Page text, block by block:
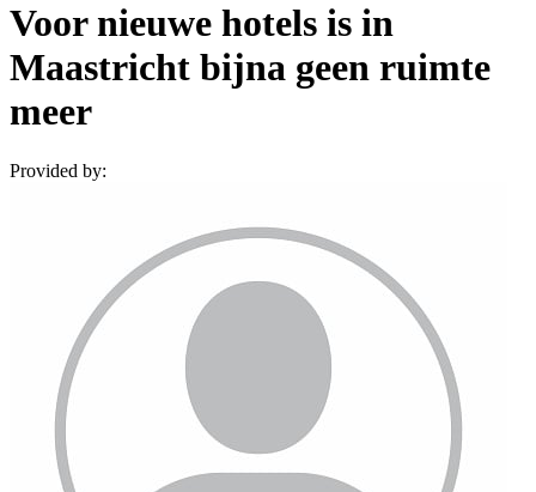
Voor nieuwe hotels is in
Maastricht bijna geen ruimte
meer
Provided by: